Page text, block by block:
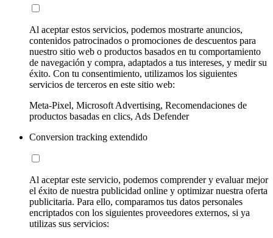
Al aceptar estos servicios, podemos mostrarte anuncios,
contenidos patrocinados o promociones de descuentos para
nuestro sitio web o productos basados en tu comportamiento
de navegación y compra, adaptados a tus intereses, y medir su
éxito. Con tu consentimiento, utilizamos los siguientes
servicios de terceros en este sitio web:
Meta-Pixel, Microsoft Advertising, Recomendaciones de
productos basadas en clics, Ads Defender
Conversion tracking extendido
Al aceptar este servicio, podemos comprender y evaluar mejor
el éxito de nuestra publicidad online y optimizar nuestra oferta
publicitaria. Para ello, comparamos tus datos personales
encriptados con los siguientes proveedores externos, si ya
utilizas sus servicios: